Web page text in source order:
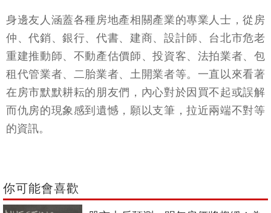
身邊友人涵蓋各種房地產相關產業的專業人士，從房
仲、代銷、銀行、代書、建商、設計師、台北市危老
重建推動師、不動產估價師、投資客、法拍業者、包
租代管業者、二胎業者、土開業者等。一直以來看著
在房市默默耕耘的朋友們，內心對於因買不起或誤解
而仇房的現象感到遺憾，願以支筆，拉近兩端不對等
的資訊。
你可能會喜歡